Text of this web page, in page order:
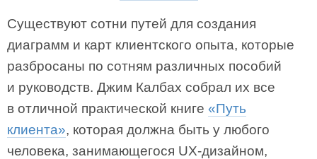
Существуют сотни путей для создания
диаграмм и карт клиентского опыта, которые
разбросаны по сотням различных пособий
и руководств. Джим Калбах собрал их все
в отличной практической книге «Путь
клиента», которая должна быть у любого
человека, занимающегося UX-дизайном,